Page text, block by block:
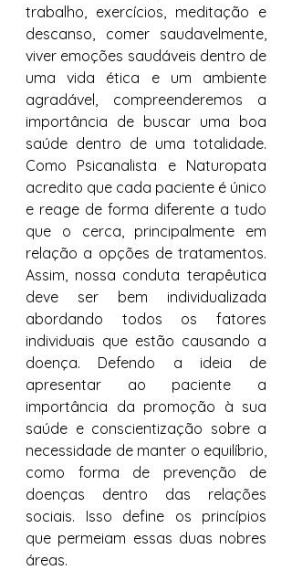
trabalho, exercícios, meditação e
descanso, comer saudavelmente,
viver emoções saudáveis dentro de
uma vida ética e um ambiente
agradável, compreenderemos a
importância de buscar uma boa
saúde dentro de uma totalidade.
Como Psicanalista e Naturopata
acredito que cada paciente é único
e reage de forma diferente a tudo
que o cerca, principalmente em
relação a opções de tratamentos.
Assim, nossa conduta terapêutica
deve ser bem individualizada
abordando todos os fatores
individuais que estão causando a
doença. Defendo a ideia de
apresentar ao paciente a
importância da promoção à sua
saúde e conscientização sobre a
necessidade de manter o equilíbrio,
como forma de prevenção de
doenças dentro das relações
sociais. Isso define os princípios
que permeiam essas duas nobres
áreas.